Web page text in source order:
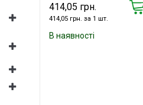
414,05 грн.
414,05 грн. за 1 шт.
В наявності